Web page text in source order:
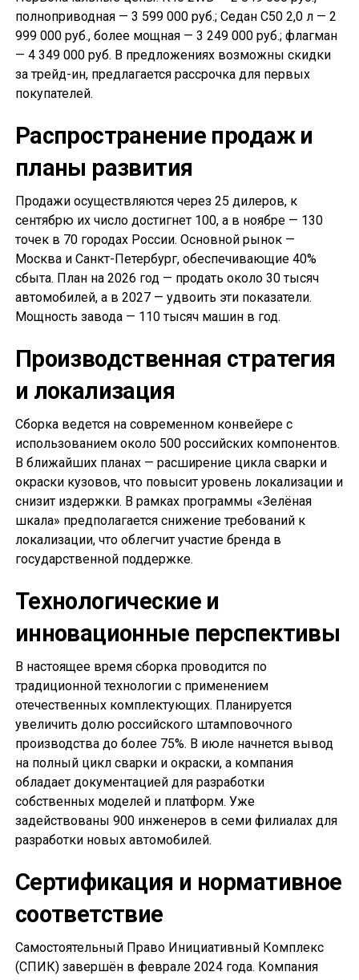
полноприводная — 3 599 000 руб.; Седан С50 2,0 л — 2
999 000 руб., более мощная — 3 249 000 руб.; флагман
— 4 349 000 руб. В предложениях возможны скидки
за трейд-ин, предлагается рассрочка для первых
покупателей.
Распространение продаж и
планы развития
Продажи осуществляются через 25 дилеров, к
сентябрю их число достигнет 100, а в ноябре — 130
точек в 70 городах России. Основной рынок —
Москва и Санкт-Петербург, обеспечивающие 40%
сбыта. План на 2026 год — продать около 30 тысяч
автомобилей, а в 2027 — удвоить эти показатели.
Мощность завода — 110 тысяч машин в год.
Производственная стратегия
и локализация
Сборка ведется на современном конвейере с
использованием около 500 российских компонентов.
В ближайших планах — расширение цикла сварки и
окраски кузовов, что повысит уровень локализации и
снизит издержки. В рамках программы «Зелёная
шкала» предполагается снижение требований к
локализации, что облегчит участие бренда в
государственной поддержке.
Технологические и
инновационные перспективы
В настоящее время сборка проводится по
традиционной технологии с применением
отечественных комплектующих. Планируется
увеличить долю российского штамповочного
производства до более 75%. В июле начнется вывод
на полный цикл сварки и окраски, а компания
обладает документацией для разработки
собственных моделей и платформ. Уже
задействованы 900 инженеров в семи филиалах для
разработки новых автомобилей.
Сертификация и нормативное
соответствие
Самостоятельный Право Инициативный Комплекс
(СПИК) завершён в феврале 2024 года. Компания